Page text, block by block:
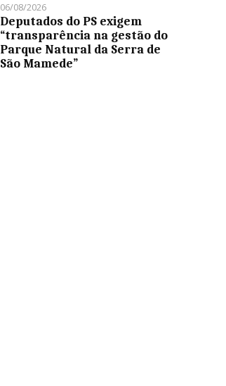
06/08/2026
Deputados do PS exigem
“transparência na gestão do
Parque Natural da Serra de
São Mamede”